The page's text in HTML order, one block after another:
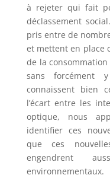
à rejeter qui fait
déclassement
pris entre de
et mettent en place
de la
sans forcément
connaissent bien
l’écart entre les
optique, nous
identifier ces
que ces
engendrent
environnementaux.